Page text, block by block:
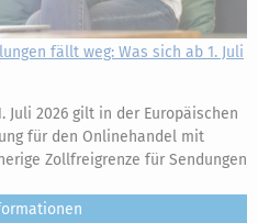
fällt weg: Was sich ab 1. Juli
Juli 2026 gilt in der Europäischen
für den Onlinehandel mit
Zollfreigrenze für Sendungen